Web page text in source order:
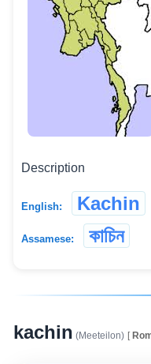
Description
English: Kachin
Assamese: কাচিন
kachin (Meeteilon) [